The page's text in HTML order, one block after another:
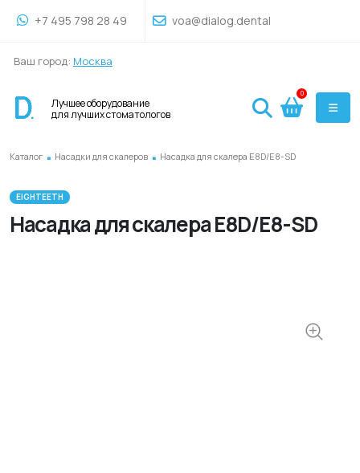
+7 495 798 28 49 voa@dialog.dental
Ваш город: Москва
Лучшее оборудование
для лучших стоматологов
0
Каталог . Насадки для скалеров . Насадка для скалера E8D/E8-SD
EIGHTEETH
Насадка для скалера E8D/E8-SD